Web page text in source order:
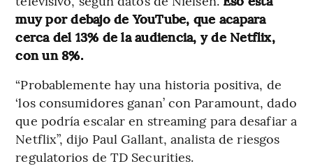
muy por debajo de YouTube, que acapara
cerca del 13% de la audiencia, y de Netflix,
con un 8%.
“Probablemente hay una historia positiva, de
‘los consumidores ganan’ con Paramount, dado
que podría escalar en streaming para desafiar a
Netflix”, dijo Paul Gallant, analista de riesgos
regulatorios de TD Securities.